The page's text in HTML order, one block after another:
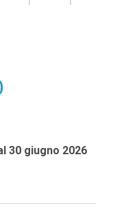
30 giugno 2026